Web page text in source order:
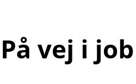
På vej i